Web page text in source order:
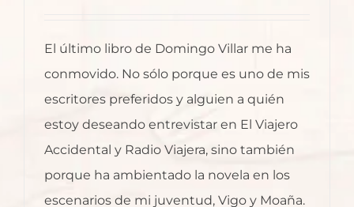
El último libro de Domingo Villar me ha
conmovido. No sólo porque es uno de mis
escritores preferidos y alguien a quién
estoy deseando entrevistar en El Viajero
Accidental y Radio Viajera, sino también
porque ha ambientado la novela en los
escenarios de mi juventud, Vigo y Moaña.